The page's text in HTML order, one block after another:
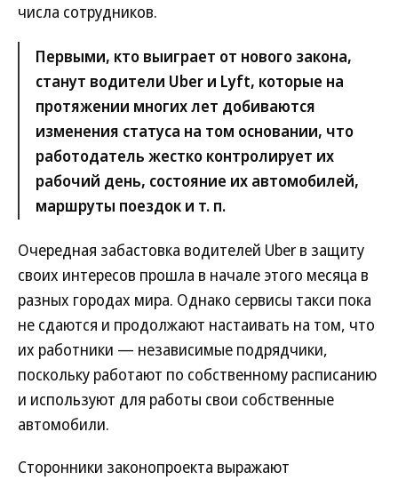
числа сотрудников.
Первыми, кто выиграет от нового закона,
станут водители Uber и Lyft, которые на
протяжении многих лет добиваются
изменения статуса на том основании, что
работодатель жестко контролирует их
рабочий день, состояние их автомобилей,
маршруты поездок и т. п.
Очередная забастовка водителей Uber в защиту
своих интересов прошла в начале этого месяца в
разных городах мира. Однако сервисы такси пока
не сдаются и продолжают настаивать на том, что
их работники — независимые подрядчики,
поскольку работают по собственному расписанию
и используют для работы свои собственные
автомобили.
Сторонники законопроекта выражают